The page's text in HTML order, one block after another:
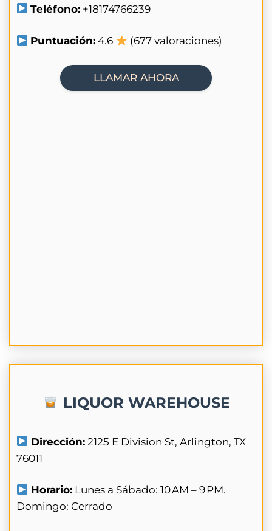
Teléfono: +18174766239
Puntuación: 4.6 (677 valoraciones)
LLAMAR AHORA
LIQUOR WAREHOUSE
Dirección: 2125 E Division St, Arlington, TX
76011
Horario: Lunes a Sábado: 10 AM – 9 PM.
Domingo: Cerrado